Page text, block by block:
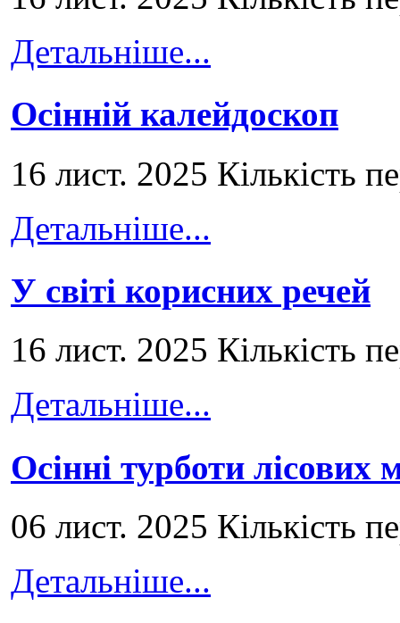
Детальніше...
Осінній калейдоскоп
16 лист. 2025 Кількість
Детальніше...
У світі корисних речей
16 лист. 2025 Кількість
Детальніше...
Осінні турботи лісових
06 лист. 2025 Кількість
Детальніше...